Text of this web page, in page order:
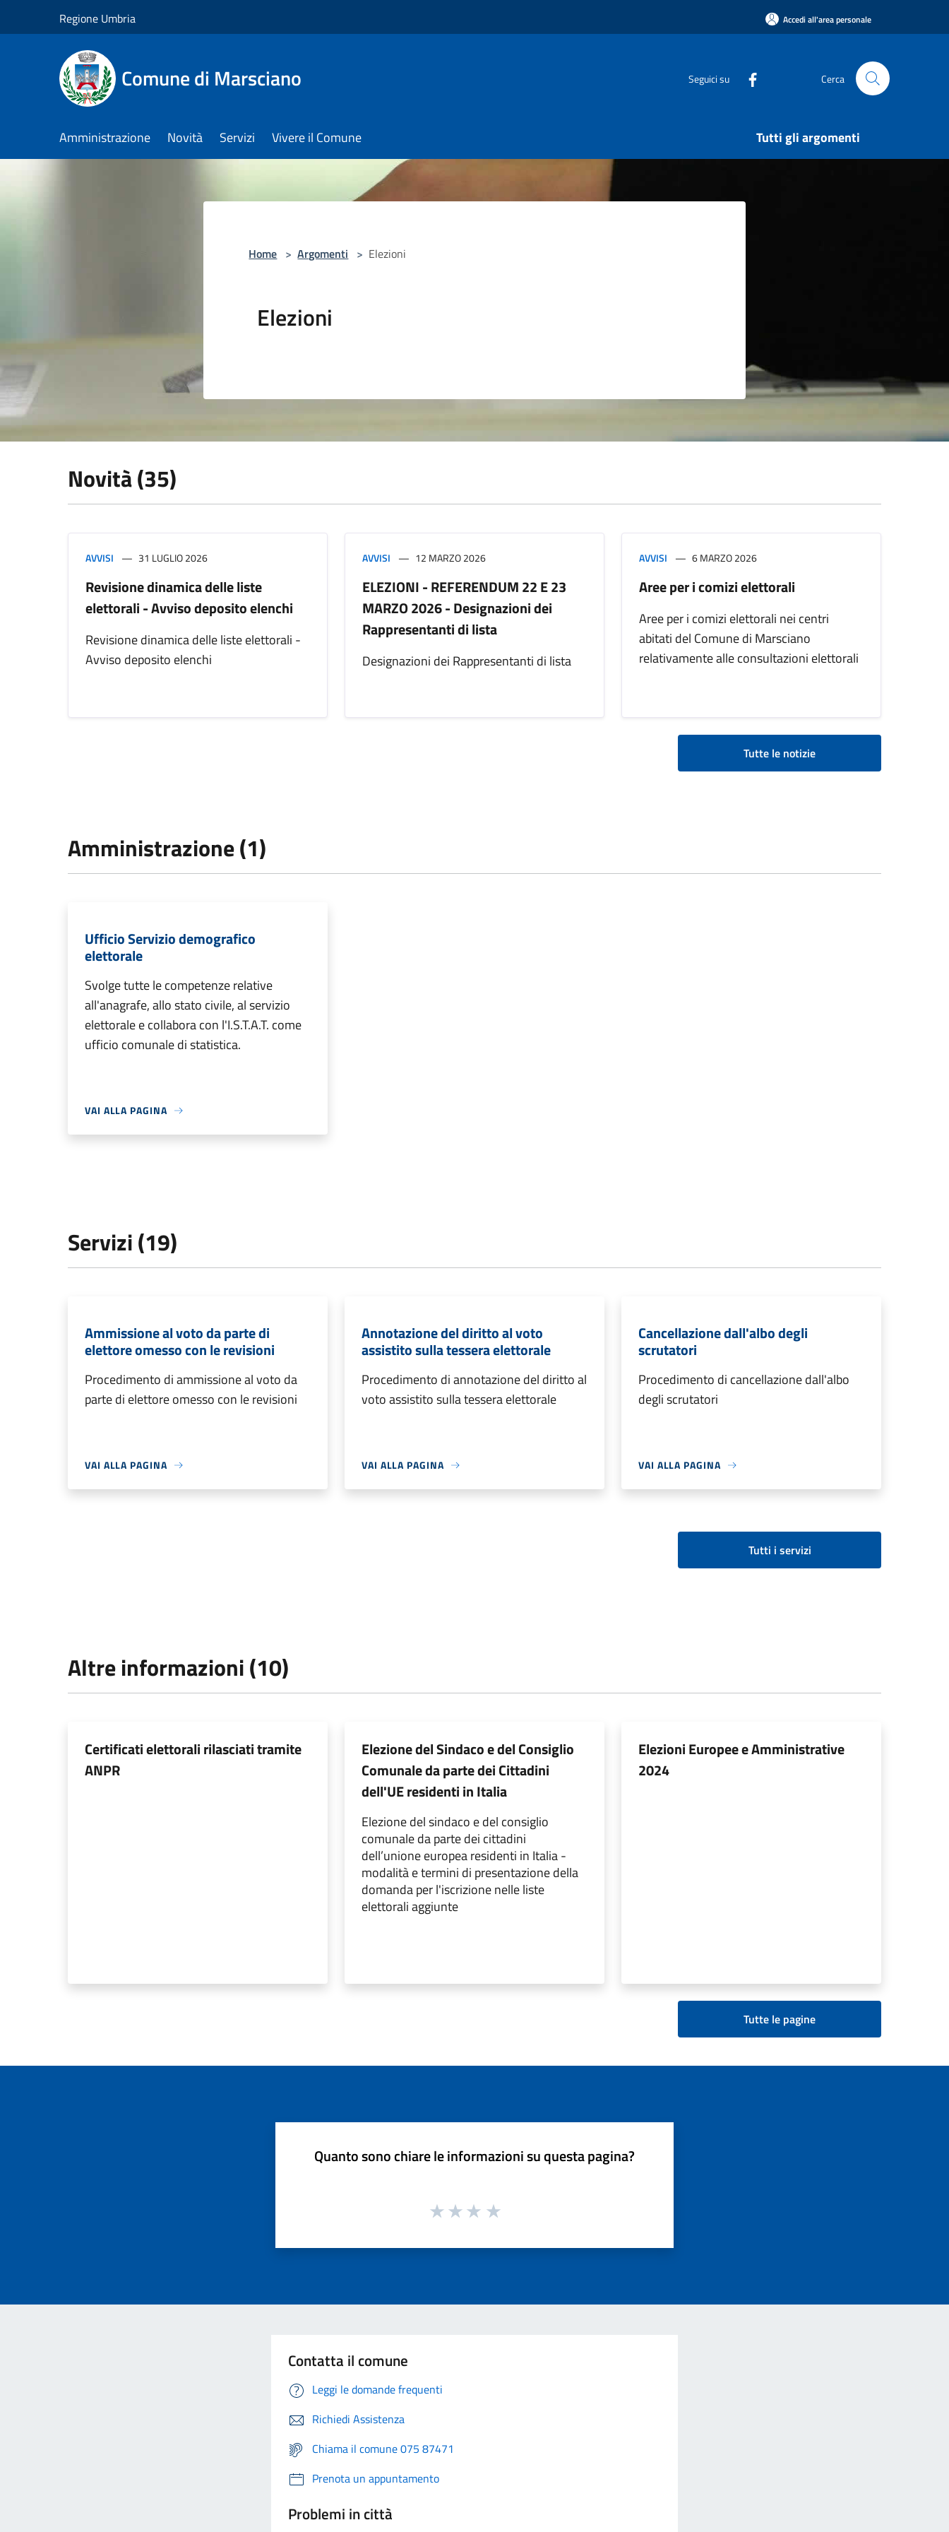
Regione Umbria Accedi all'area personale
Comune di Marsciano Seguici su Cerca
Amministrazione Novità Servizi Vivere il Comune Tutti gli argomenti
Home > Argomenti > Elezioni
Elezioni
Novità (35)
AVVISI 31 LUGLIO 2026
Revisione dinamica delle liste
elettorali - Avviso deposito elenchi
Revisione dinamica delle liste elettorali -
Avviso deposito elenchi
AVVISI 12 MARZO 2026
ELEZIONI - REFERENDUM 22 E 23
MARZO 2026 - Designazioni dei
Rappresentanti di lista
Designazioni dei Rappresentanti di lista
AVVISI 6 MARZO 2026
Aree per i comizi elettorali
Aree per i comizi elettorali nei centri
abitati del Comune di Marsciano
relativamente alle consultazioni elettorali
Tutte le notizie
Amministrazione (1)
Ufficio Servizio demografico
elettorale
Svolge tutte le competenze relative
all'anagrafe, allo stato civile, al servizio
elettorale e collabora con l'I.S.T.A.T. come
ufficio comunale di statistica.
VAI ALLA PAGINA
Servizi (19)
Ammissione al voto da parte di
elettore omesso con le revisioni
Procedimento di ammissione al voto da
parte di elettore omesso con le revisioni
VAI ALLA PAGINA
Annotazione del diritto al voto
assistito sulla tessera elettorale
Procedimento di annotazione del diritto al
voto assistito sulla tessera elettorale
VAI ALLA PAGINA
Cancellazione dall'albo degli
scrutatori
Procedimento di cancellazione dall'albo
degli scrutatori
VAI ALLA PAGINA
Tutti i servizi
Altre informazioni (10)
Certificati elettorali rilasciati tramite
ANPR
Elezione del Sindaco e del Consiglio
Comunale da parte dei Cittadini
dell'UE residenti in Italia
Elezione del sindaco e del consiglio
comunale da parte dei cittadini
dell’unione europea residenti in Italia -
modalità e termini di presentazione della
domanda per l'iscrizione nelle liste
elettorali aggiunte
Elezioni Europee e Amministrative
2024
Tutte le pagine
Quanto sono chiare le informazioni su questa pagina?
Contatta il comune
Leggi le domande frequenti
Richiedi Assistenza
Chiama il comune 075 87471
Prenota un appuntamento
Problemi in città